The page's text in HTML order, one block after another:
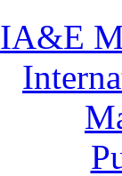
IA&E